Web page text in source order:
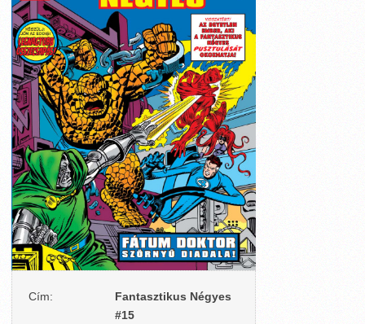
Cím:
Fantasztikus Négyes
#15